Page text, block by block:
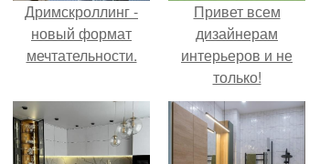
Дримскроллинг -
новый формат
мечтательности.
Привет всем
дизайнерам
интерьеров и не
только!